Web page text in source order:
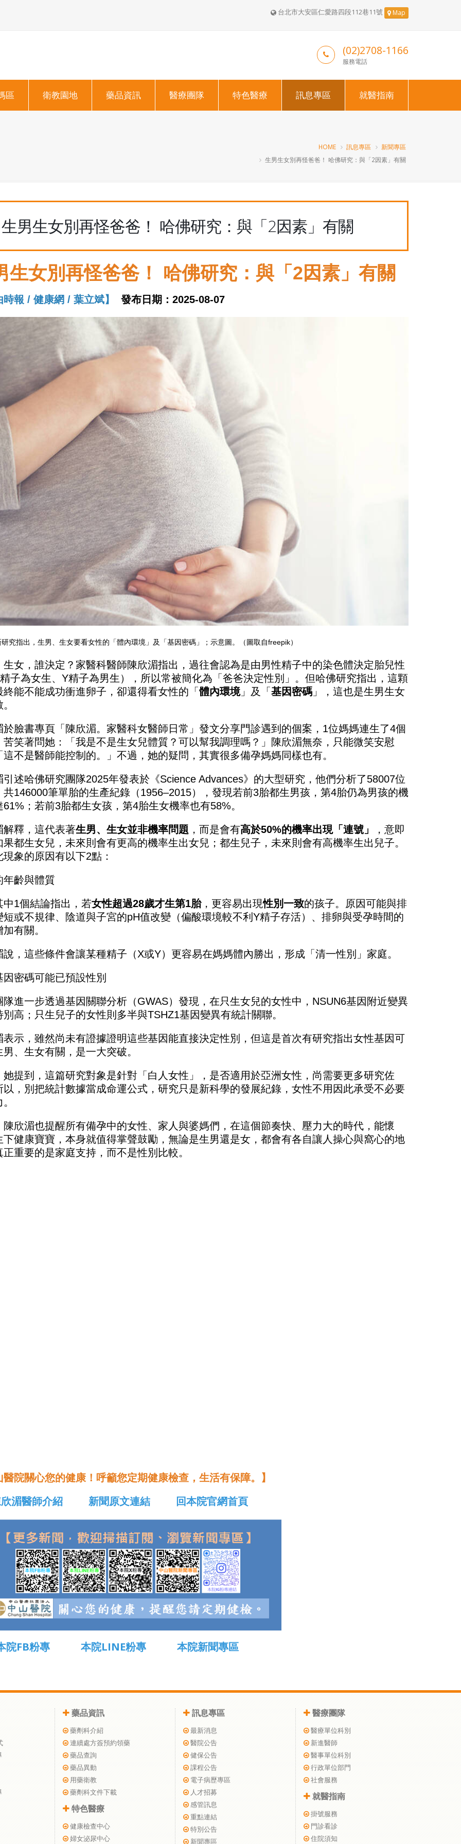
台北市大安區仁愛路四段112巷11號 Map
(02)2708-1166
服務電話
區 衛教園地 藥品資訊 醫療團隊 特色醫療 訊息專區 就醫指南
HOME 訊息專區
新聞專區
生男生女別再怪爸爸！ 哈佛研究：與「2因素」有關
男生女別再怪爸爸！ 哈佛研究：與「2因素」有關
生女別再怪爸爸！ 哈佛研究：與「2因素」有關
時報 / 健康網 / 葉立斌】 發布日期：2025-08-07
究指出，生男、生女要看女性的「體內環境」及「基因密碼」；示意圖。（圖取自freepik）
生女，誰決定？家醫科醫師陳欣湄指出，過往會認為是由男性精子中的染色體決定胎兒性
子為女生、Y精子為男生），所以常被簡化為「爸爸決定性別」。但哈佛研究指出，這顆
終能不能成功衝進卵子，卻還得看女性的「 體內環境」及「 基因密碼」，這也是生男生女
於臉書專頁「陳欣湄。家醫科女醫師日常」發文分享門診遇到的個案，1位媽媽連生了4個
苦笑著問她：「我是不是生女兒體質？可以幫我調理嗎？」陳欣湄無奈，只能微笑安慰
這不是醫師能控制的。」不過，她的疑問，其實很多備孕媽媽同樣也有。
引述哈佛研究團隊2025年發表於《Science Advances》的大型研究，他們分析了58007位
共146000筆單胎的生產紀錄（1956–2015），發現若前3胎都生男孩，第4胎仍為男孩的機
61%；若前3胎都生女孩，第4胎生女機率也有58%。
解釋，這代表著生男、生女並非機率問題 ，而是會有高於50%的機率出現「連號」
，意即
果都生女兒，未來則會有更高的機率生出女兒；都生兒子，未來則會有高機率生出兒子。
象的原因有以下2點：
年齡與體質
中1個結論指出，若女性超過28歲才生第1胎，更容易出現性別一致的孩子。原因可能與排
短或不規律、陰道與子宮的pH值改變（偏酸環境較不利Y精子存活）、排卵與受孕時間的
有關。
說，這些條件會讓某種精子（X或Y）更容易在媽媽體內勝出，形成「清一性別」家庭。
因密碼可能已預設性別
隊進一步透過基因關聯分析（GWAS）發現，在只生女兒的女性中，NSUN6基因附近變異
別高；只生兒子的女性則多半與TSHZ1基因變異有統計關聯。
表示，雖然尚未有證據證明這些基因能直接決定性別，但這是首次有研究指出女性基因可
、生女有關，是一大突破。
她提到，這篇研究對象是針對「白人女性」，是否適用於亞洲女性，尚需要更多研究佐
以，別把統計數據當成命運公式，研究只是新科學的發展紀錄，女性不用因此承受不必要
陳欣湄也提醒所有備孕中的女性、家人與婆媽們，在這個節奏快、壓力大的時代，能懷
下健康寶寶，本身就值得掌聲鼓勵，無論是生男還是女，都會有各自讓人操心與窩心的地
正重要的是家庭支持，而不是性別比較。
院關心您的健康！呼籲您定期健康檢查，生活有保障。】
湄醫師介紹
新聞原文連結 回本院官網首頁
院FB粉專 本院LINE粉專 本院新聞專區
藥品資訊
藥劑科介紹
連續處方簽預約領藥
藥品查詢
藥品異動
用藥衛教
藥劑科文件下載
特色醫療
健康檢查中心
婦女泌尿中心
訊息專區
最新消息
醫院公告
健保公告
課程公告
電子病歷專區
人才招募
感管訊息
重點連結
特別公告
新聞專區
醫療團隊
醫療單位科別
新進醫師
醫事單位科別
行政單位部門
社會服務
就醫指南
掛號服務
門診看診
住院須知